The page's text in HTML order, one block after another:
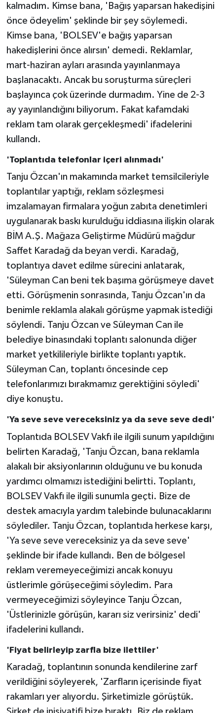
kalmadım. Kimse bana, 'Bağış yaparsan hakedişini
önce ödeyelim' şeklinde bir şey söylemedi.
Kimse bana, 'BOLSEV'e bağış yaparsan
hakedişlerini önce alırsın' demedi. Reklamlar,
mart-haziran ayları arasında yayınlanmaya
başlanacaktı. Ancak bu soruşturma süreçleri
başlayınca çok üzerinde durmadım. Yine de 2-3
ay yayınlandığını biliyorum. Fakat kafamdaki
reklam tam olarak gerçekleşmedi' ifadelerini
kullandı.
'Toplantıda telefonlar içeri alınmadı'
Tanju Özcan'ın makamında market temsilcileriyle
toplantılar yaptığı, reklam sözleşmesi
imzalamayan firmalara yoğun zabıta denetimleri
uygulanarak baskı kurulduğu iddiasına ilişkin olarak
BİM A.Ş. Mağaza Geliştirme Müdürü mağdur
Saffet Karadağ da beyan verdi. Karadağ,
toplantıya davet edilme sürecini anlatarak,
'Süleyman Can beni tek başıma görüşmeye davet
etti. Görüşmenin sonrasında, Tanju Özcan'ın da
benimle reklamla alakalı görüşme yapmak istediği
söylendi. Tanju Özcan ve Süleyman Can ile
belediye binasındaki toplantı salonunda diğer
market yetkilileriyle birlikte toplantı yaptık.
Süleyman Can, toplantı öncesinde cep
telefonlarımızı bırakmamız gerektiğini söyledi'
diye konuştu.
'Ya seve seve vereceksiniz ya da seve seve dedi'
Toplantıda BOLSEV Vakfı ile ilgili sunum yapıldığını
belirten Karadağ, 'Tanju Özcan, bana reklamla
alakalı bir aksiyonlarının olduğunu ve bu konuda
yardımcı olmamızı istediğini belirtti. Toplantı,
BOLSEV Vakfı ile ilgili sunumla geçti. Bize de
destek amacıyla yardım talebinde bulunacaklarını
söylediler. Tanju Özcan, toplantıda herkese karşı,
'Ya seve seve vereceksiniz ya da seve seve'
şeklinde bir ifade kullandı. Ben de bölgesel
reklam veremeyeceğimizi ancak konuyu
üstlerimle görüşeceğimi söyledim. Para
vermeyeceğimizi söyleyince Tanju Özcan,
'Üstlerinizle görüşün, kararı siz verirsiniz' dedi'
ifadelerini kullandı.
'Fiyat belirleyip zarfla bize ilettiler'
Karadağ, toplantının sonunda kendilerine zarf
verildiğini söyleyerek, 'Zarfların içerisinde fiyat
rakamları yer alıyordu. Şirketimizle görüştük.